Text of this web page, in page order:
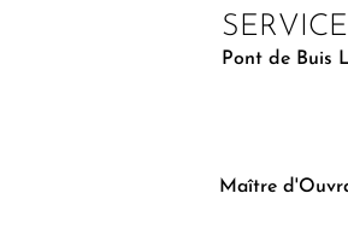
Pont de Buis
Maître